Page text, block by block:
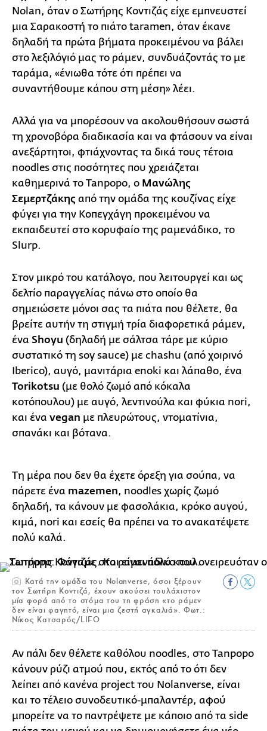
Nolan, όταν ο Σωτήρης Κοντιζάς είχε εμπνευστεί
μια Σαρακοστή το πιάτο taramen, όταν έκανε
δηλαδή τα πρώτα βήματα προκειμένου να βάλει
στο λεξιλόγιό μας το ράμεν, συνδυάζοντάς το με
ταράμα, «ένιωθα τότε ότι πρέπει να
συναντήθουμε κάπου στη μέση» λέει.
Αλλά για να μπορέσουν να ακολουθήσουν σωστά
τη χρονοβόρα διαδικασία και να φτάσουν να είναι
ανεξάρτητοι, φτιάχνοντας τα δικά τους τέτοια
noodles στις ποσότητες που χρειάζεται
καθημερινά το Tanpopo, ο Μανώλης
Σεμερτζάκης από την ομάδα της κουζίνας είχε
φύγει για την Κοπεγχάγη προκειμένου να
εκπαιδευτεί στο κορυφαίο της ραμενάδικο, το
Slurp.
Στον μικρό του κατάλογο, που λειτουργεί και ως
δελτίο παραγγελίας πάνω στο οποίο θα
σημειώσετε μόνοι σας τα πιάτα που θέλετε, θα
βρείτε αυτήν τη στιγμή τρία διαφορετικά ράμεν,
ένα Shoyu (δηλαδή με σάλτσα τάρε με κύριο
συστατικό τη soy sauce) με chashu (από χοιρινό
Iberico), αυγό, μανιτάρια enoki και λάπαθο, ένα
Torikotsu (με θολό ζωμό από κόκαλα
κοτόπουλου) με αυγό, λεντινούλα και φύκια nori,
και ένα vegan με πλευρώτους, ντοματίνια,
σπανάκι και βότανα.
Τη μέρα που δεν θα έχετε όρεξη για σούπα, να
πάρετε ένα mazemen, noodles χωρίς ζωμό
δηλαδή, τα κάνουν με φασολάκια, κρόκο αυγού,
κιμά, nori και εσείς θα πρέπει να το ανακατέψετε
πολύ καλά.
Κατά την ομάδα του Nolanverse, όσοι ξέρουν
τον Σωτήρη Κοντιζά, έχουν ακούσει τουλάχιστον
μία φορά από το στόμα του τη φράση «το ράμεν
δεν είναι φαγητό, είναι μια ζεστή αγκαλιά». Φωτ.:
Νίκος Κατσαρός/LIFO
Αν πάλι δεν θέλετε καθόλου noodles, στο Tanpopo
κάνουν ρύζι ατμού που, εκτός από το ότι δεν
λείπει από κανένα project του Nolanverse, είναι
και το τέλειο συνοδευτικό-μπαλαντέρ, αφού
μπορείτε να το παντρέψετε με κάποιο από τα side